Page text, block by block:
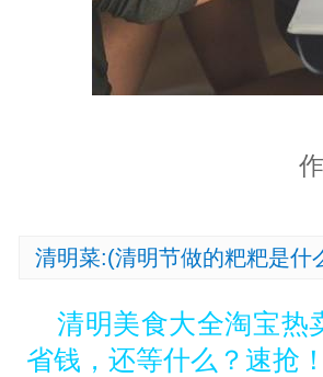
清明菜:(清明节做的粑粑是什
清明美食大全淘宝热
省钱，还等什么？速抢